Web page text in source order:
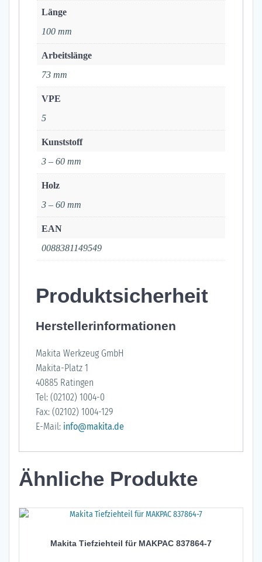
Länge
100 mm
Arbeitslänge
73 mm
VPE
5
Kunststoff
3 – 60 mm
Holz
3 – 60 mm
EAN
0088381149549
Produktsicherheit
Herstellerinformationen
Makita Werkzeug GmbH
Makita-Platz 1
40885 Ratingen
Tel: (02102) 1004-0
Fax: (02102) 1004-129
E-Mail: info@makita.de
Ähnliche Produkte
Makita Tiefziehteil für MAKPAC 837864-7